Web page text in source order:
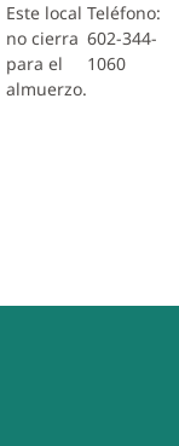
Este local
no cierra
para el
almuerzo.
Teléfono:
602-344-
1060